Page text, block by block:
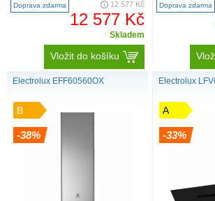
podle teplot..
Doprava zdarma 12 577 Kč
12 577 Kč
Skladem
Vložit do košíku
kontrolou..
Doprava zdarma
Electrolux EFF60560OX
B
-38%
Electrolux
A
-33%